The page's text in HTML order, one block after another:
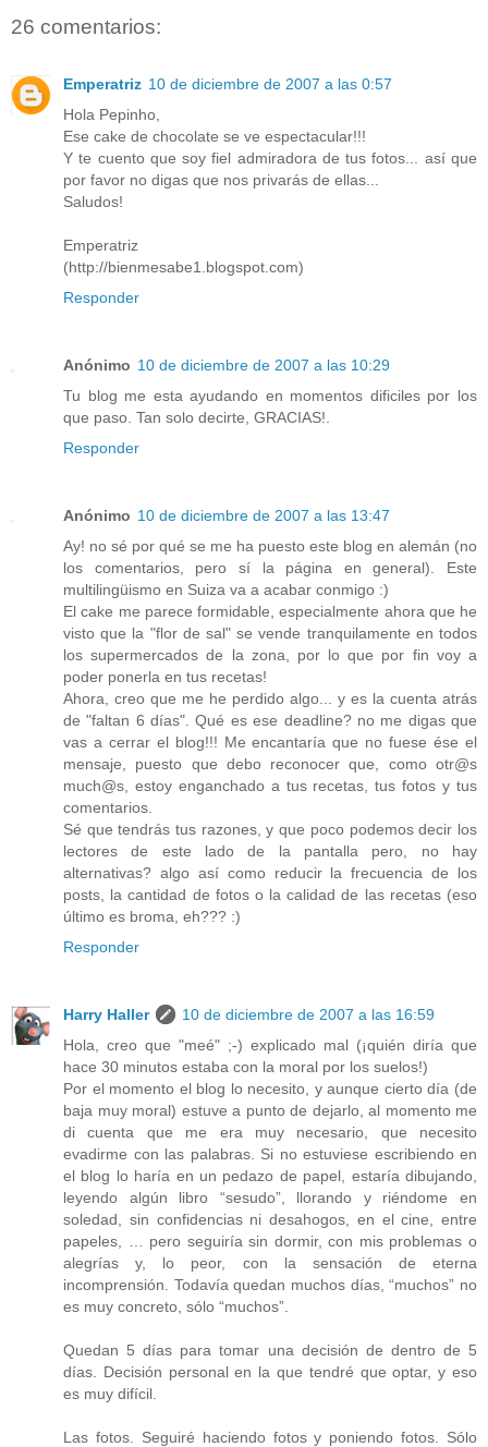
26 comentarios:
Emperatriz 10 de diciembre de 2007 a las 0:57
Hola Pepinho,
Ese cake de chocolate se ve espectacular!!!
Y te cuento que soy fiel admiradora de tus fotos... así que
por favor no digas que nos privarás de ellas...
Saludos!
Emperatriz
(http://bienmesabe1.blogspot.com)
Responder
Anónimo 10 de diciembre de 2007 a las 10:29
Tu blog me esta ayudando en momentos dificiles por los
que paso. Tan solo decirte, GRACIAS!.
Responder
Anónimo 10 de diciembre de 2007 a las 13:47
Ay! no sé por qué se me ha puesto este blog en alemán (no
los comentarios, pero sí la página en general). Este
multilingüismo en Suiza va a acabar conmigo :)
El cake me parece formidable, especialmente ahora que he
visto que la "flor de sal" se vende tranquilamente en todos
los supermercados de la zona, por lo que por fin voy a
poder ponerla en tus recetas!
Ahora, creo que me he perdido algo... y es la cuenta atrás
de "faltan 6 días". Qué es ese deadline? no me digas que
vas a cerrar el blog!!! Me encantaría que no fuese ése el
mensaje, puesto que debo reconocer que, como otr@s
much@s, estoy enganchado a tus recetas, tus fotos y tus
comentarios.
Sé que tendrás tus razones, y que poco podemos decir los
lectores de este lado de la pantalla pero, no hay
alternativas? algo así como reducir la frecuencia de los
posts, la cantidad de fotos o la calidad de las recetas (eso
último es broma, eh??? :)
Responder
Harry Haller
10 de diciembre de 2007 a las 16:59
Hola, creo que "meé" ;-) explicado mal (¡quién diría que
hace 30 minutos estaba con la moral por los suelos!)
Por el momento el blog lo necesito, y aunque cierto día (de
baja muy moral) estuve a punto de dejarlo, al momento me
di cuenta que me era muy necesario, que necesito
evadirme con las palabras. Si no estuviese escribiendo en
el blog lo haría en un pedazo de papel, estaría dibujando,
leyendo algún libro “sesudo”, llorando y riéndome en
soledad, sin confidencias ni desahogos, en el cine, entre
papeles, … pero seguiría sin dormir, con mis problemas o
alegrías y, lo peor, con la sensación de eterna
incomprensión. Todavía quedan muchos días, “muchos” no
es muy concreto, sólo “muchos”.
Quedan 5 días para tomar una decisión de dentro de 5
días. Decisión personal en la que tendré que optar, y eso
es muy difícil.
Las fotos. Seguiré haciendo fotos y poniendo fotos. Sólo